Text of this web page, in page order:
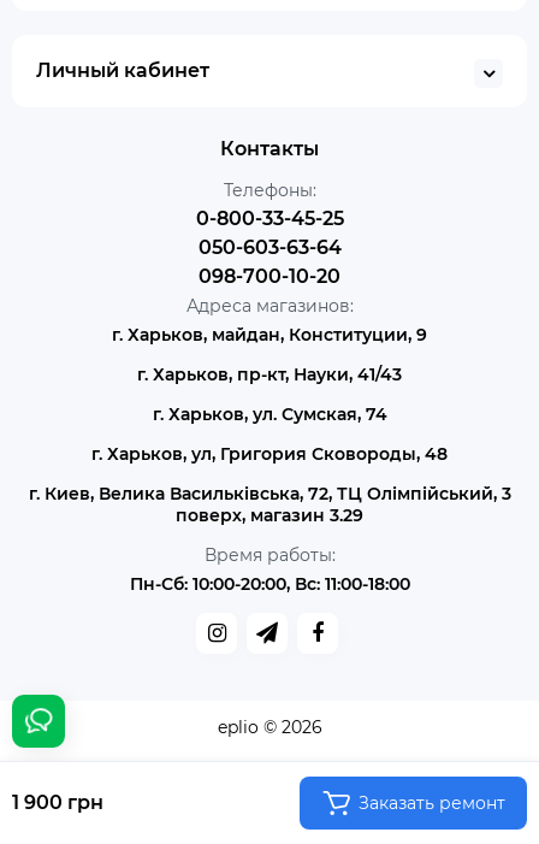
1 900 грн Заказать ремонт
Личный кабинет
Контакты
Телефоны:
0-800-33-45-25
050-603-63-64
098-700-10-20
Адреса магазинов:
г. Харьков, майдан, Конституции, 9
г. Харьков, пр-кт, Науки, 41/43
г. Харьков, ул. Сумская, 74
г. Харьков, ул, Григория Сковороды, 48
г. Киев, Велика Васильківська, 72, ТЦ Олімпійський, 3
поверх, магазин 3.29
Время работы:
Пн-Сб: 10:00-20:00, Вс: 11:00-18:00
eplio © 2026